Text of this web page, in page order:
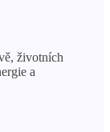
životních
a